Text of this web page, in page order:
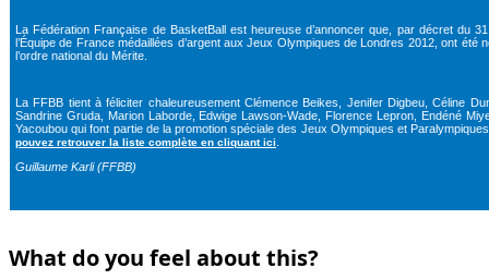
La Fédération Française de BasketBall est heureuse d’annoncer que, par décret du
l’Équipe de France médaillées d’argent aux Jeux Olympiques de Londres 2012, ont été
l’ordre national du Mérite.
La FFBB tient à féliciter chaleureusement Clémence Beikes, Jenifer Digbeu, Céline
Sandrine Gruda, Marion Laborde, Edwige Lawson-Wade, Florence Lepron, Endéné
Yacoubou qui font partie de la promotion spéciale des Jeux Olympiques et
pouvez retrouver la liste complète en cliquant ici
Guillaume Karli (FFBB)
What do you feel about this?